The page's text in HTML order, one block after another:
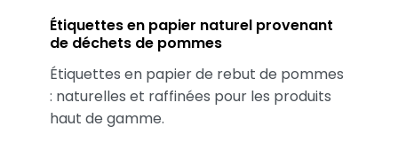
Étiquettes en papier naturel provenant
de déchets de pommes
Étiquettes en papier de rebut de pommes
: naturelles et raffinées pour les produits
haut de gamme.